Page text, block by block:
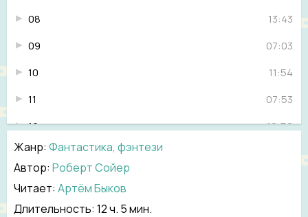
13:43
08
07:03
09
11:54
10
07:53
11
10:50
12
13
15
Жанр: Фантастика, фэнтези
Автор: Роберт Сойер
Читает: Артём Быков
Длительность: 12 ч. 5 мин.